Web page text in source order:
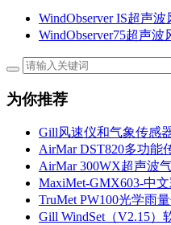
WindObserver IS超声
WindObserver75超声
为你推荐
Gill风速仪和气象传感
AirMar DST820多功能
AirMar 300WX超声波
MaxiMet-GMX603-中文
TruMet PW100光学雨
Gill WindSet（V2.15）